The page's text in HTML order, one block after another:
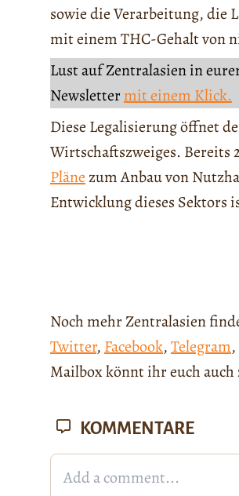
sowie die Verarbeitung, die
mit einem THC-Gehalt von
Lust auf Zentralasien in
Newslettermit einem Klick.
Diese Legalisierung öffnet
Wirtschaftszweiges. Bereits
Plänezum Anbau von
Entwicklung dieses Sektors
Noch mehr Zentralasien
Twitter, Facebook,Telegram,
Mailbox könnt ihr euch auch
KOMMENTARE